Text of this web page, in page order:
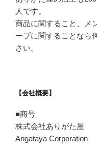
人です。
商品に関すること、メ
ーブに関することなら
さい。
【会社概要】
■商号
株式会社ありがた屋
Arigataya Corporation